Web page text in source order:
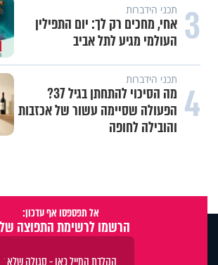
3 תכני הידברות
אחי, מחכים רק לך: יום התפילין
העולמי מגיע לתל אביב
4 תכני הידברות
מה הסיכוי להתחתן בגיל 37?
הפעולה שסיימה עשור של אכזבות
והובילה לחופה
אל תפספסו אף עדכון:
הרשמו לרשימת התפוצה